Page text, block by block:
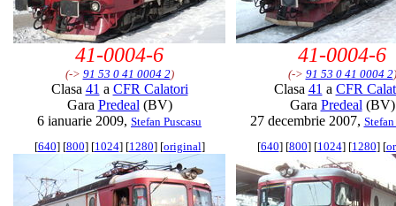
41-0004-6
(-> 91 53 0 41 0004 2)
Clasa 41 a CFR Calatori
Gara Predeal (BV)
6 ianuarie 2009, Stefan Puscasu
41-0004-6
(-> 91 53 0 41 0004 2)
Clasa 41 a CFR
Gara Predeal (BV)
27 decembrie 2007, Stefan
[640] [800] [1024] [1280] [original] [640] [800] [1024] [1280] [